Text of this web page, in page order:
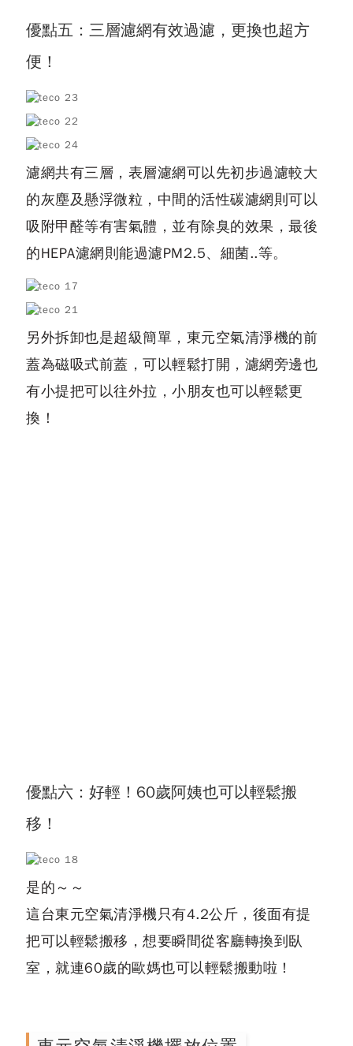
優點五：三層濾網有效過濾，更換也超方
便！
濾網共有三層，表層濾網可以先初步過濾較大
的灰塵及懸浮微粒，中間的活性碳濾網則可以
吸附甲醛等有害氣體，並有除臭的效果，最後
的HEPA濾網則能過濾PM2.5、細菌..等。
另外拆卸也是超級簡單，東元空氣清淨機的前
蓋為磁吸式前蓋，可以輕鬆打開，濾網旁邊也
有小提把可以往外拉，小朋友也可以輕鬆更
換！
優點六：好輕！60歲阿姨也可以輕鬆搬
移！
是的～～
這台東元空氣清淨機只有4.2公斤，後面有提
把可以輕鬆搬移，想要瞬間從客廳轉換到臥
室，就連60歲的歐媽也可以輕鬆搬動啦！